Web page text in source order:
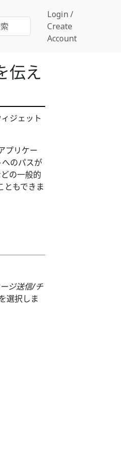
Login /
Create
Account
伝え
ジェット
プリケー
のパスが
の一般的
ともできま
ジ送信/チ
選択しま